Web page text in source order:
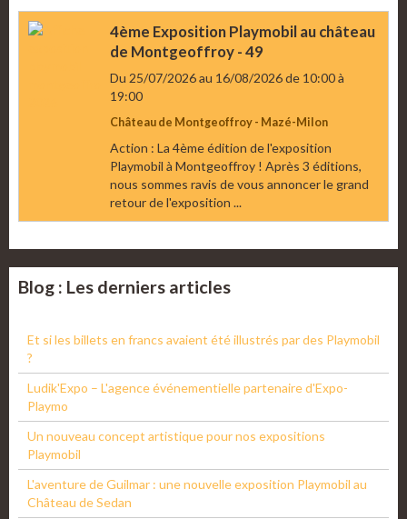
4ème Exposition Playmobil au château
de Montgeoffroy - 49
Du 25/07/2026au 16/08/2026de 10:00à
19:00
Château de Montgeoffroy - Mazé-Milon
Action : La 4ème édition de l'exposition
Playmobil à Montgeoffroy ! Après 3 éditions,
nous sommes ravis de vous annoncer le grand
retour de l'exposition ...
Blog : Les derniers articles
Et si les billets en francs avaient été illustrés par des Playmobil
?
Ludik'Expo – L'agence événementielle partenaire d'Expo-
Playmo
Un nouveau concept artistique pour nos expositions
Playmobil
L'aventure de Guilmar : une nouvelle exposition Playmobil au
Château de Sedan